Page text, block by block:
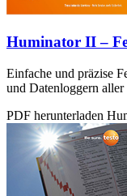
Huminator II –
Einfache und präzise
und Datenloggern aller
PDF herunterladen